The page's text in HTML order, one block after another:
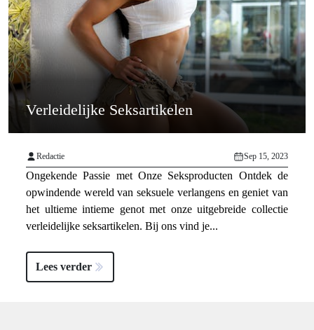
Verleidelijke Seksartikelen
Redactie Sep 15, 2023
Ongekende Passie met Onze Seksproducten Ontdek de
opwindende wereld van seksuele verlangens en geniet van
het ultieme intieme genot met onze uitgebreide collectie
verleidelijke seksartikelen. Bij ons vind je...
Lees verder